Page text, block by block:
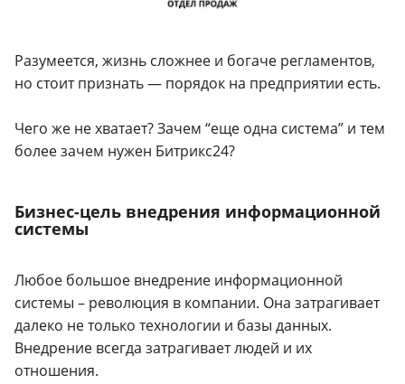
Разумеется, жизнь сложнее и богаче регламентов,
но стоит признать — порядок на предприятии есть.
Чего же не хватает? Зачем “еще одна система” и тем
более зачем нужен Битрикс24?
Бизнес-цель внедрения информационной
системы
Любое большое внедрение информационной
системы – революция в компании. Она затрагивает
далеко не только технологии и базы данных.
Внедрение всегда затрагивает людей и их
отношения.